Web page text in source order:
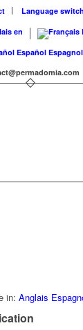
Language
en
Español Espagnol
in: Anglais